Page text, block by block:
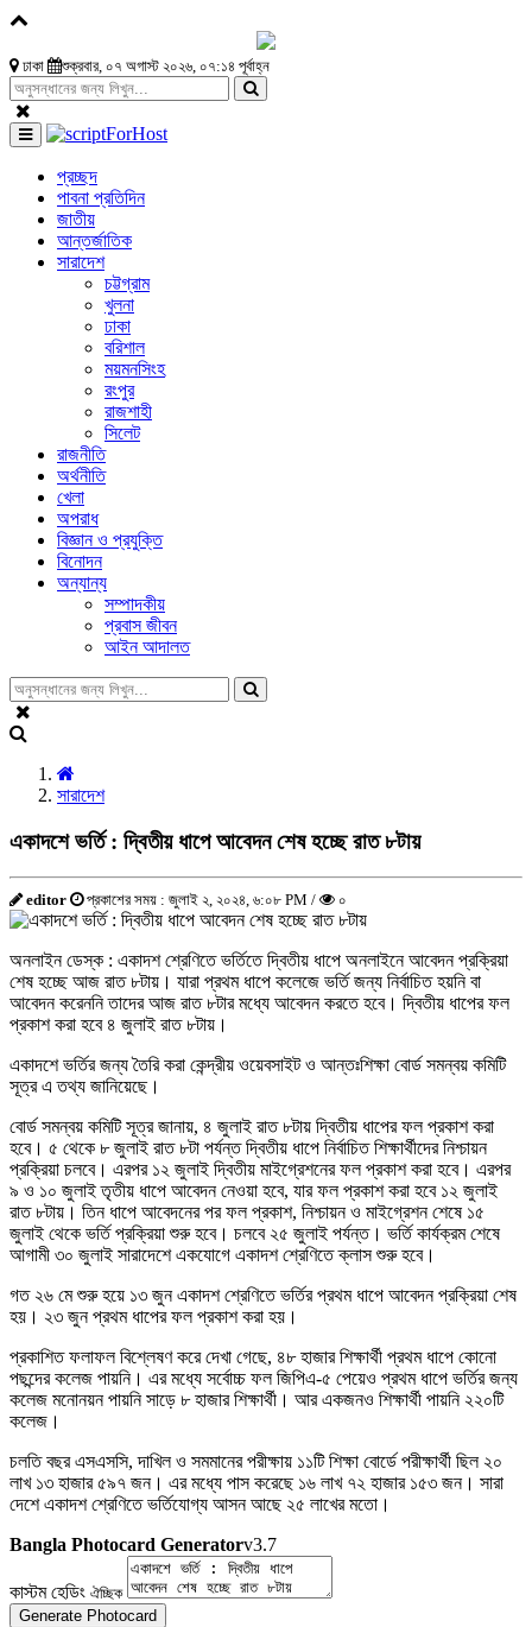
ঢাকা শুক্রবার, ০৭ অগাস্ট ২০২৬, ০৭:১৪ পূর্বাহ্ন
প্রচ্ছদ
পাবনা প্রতিদিন
জাতীয়
আন্তর্জাতিক
সারাদেশ
চট্টগ্রাম
খুলনা
ঢাকা
বরিশাল
ময়মনসিংহ
রংপুর
রাজশাহী
সিলেট
রাজনীতি
অর্থনীতি
খেলা
অপরাধ
বিজ্ঞান ও প্রযুক্তি
বিনোদন
অন্যান্য
সম্পাদকীয়
প্রবাস জীবন
আইন আদালত
সারাদেশ
একাদশে ভর্তি : দ্বিতীয় ধাপে আবেদন শেষ হচ্ছে রাত ৮টায়
editor প্রকাশের সময় : জুলাই ২, ২০২৪, ৬:০৮ PM / ০
অনলাইন ডেস্ক : একাদশ শ্রেণিতে ভর্তিতে দ্বিতীয় ধাপে অনলাইনে আবেদন প্রক্রিয়া
শেষ হচ্ছে আজ রাত ৮টায়। যারা প্রথম ধাপে কলেজে ভর্তি জন্য নির্বাচিত হয়নি বা
আবেদন করেননি তাদের আজ রাত ৮টার মধ্যে আবেদন করতে হবে। দ্বিতীয় ধাপের ফল
প্রকাশ করা হবে ৪ জুলাই রাত ৮টায়।
একাদশে ভর্তির জন্য তৈরি করা কেন্দ্রীয় ওয়েবসাইট ও আন্তঃশিক্ষা বোর্ড সমন্বয় কমিটি
সূত্র এ তথ্য জানিয়েছে।
বোর্ড সমন্বয় কমিটি সূত্র জানায়, ৪ জুলাই রাত ৮টায় দ্বিতীয় ধাপের ফল প্রকাশ করা
হবে। ৫ থেকে ৮ জুলাই রাত ৮টা পর্যন্ত দ্বিতীয় ধাপে নির্বাচিত শিক্ষার্থীদের নিশ্চায়ন
প্রক্রিয়া চলবে। এরপর ১২ জুলাই দ্বিতীয় মাইগ্রেশনের ফল প্রকাশ করা হবে। এরপর
৯ ও ১০ জুলাই তৃতীয় ধাপে আবেদন নেওয়া হবে, যার ফল প্রকাশ করা হবে ১২ জুলাই
রাত ৮টায়। তিন ধাপে আবেদনের পর ফল প্রকাশ, নিশ্চায়ন ও মাইগ্রেশন শেষে ১৫
জুলাই থেকে ভর্তি প্রক্রিয়া শুরু হবে। চলবে ২৫ জুলাই পর্যন্ত। ভর্তি কার্যক্রম শেষে
আগামী ৩০ জুলাই সারাদেশে একযোগে একাদশ শ্রেণিতে ক্লাস শুরু হবে।
গত ২৬ মে শুরু হয়ে ১৩ জুন একাদশ শ্রেণিতে ভর্তির প্রথম ধাপে আবেদন প্রক্রিয়া শেষ
হয়। ২৩ জুন প্রথম ধাপের ফল প্রকাশ করা হয়।
প্রকাশিত ফলাফল বিশ্লেষণ করে দেখা গেছে, ৪৮ হাজার শিক্ষার্থী প্রথম ধাপে কোনো
পছন্দের কলেজ পায়নি। এর মধ্যে সর্বোচ্চ ফল জিপিএ-৫ পেয়েও প্রথম ধাপে ভর্তির জন্য
কলেজ মনোনয়ন পায়নি সাড়ে ৮ হাজার শিক্ষার্থী।‌ আর একজনও শিক্ষার্থী পায়নি ২২০টি‌
কলেজ।
চলতি বছর এসএসসি, দাখিল ও সমমানের পরীক্ষায় ১১টি শিক্ষা বোর্ডে পরীক্ষার্থী ছিল ২০
লাখ ১৩ হাজার ৫৯৭ জন। এর মধ্যে পাস করেছে ১৬ লাখ ৭২ হাজার ১৫৩ জন। সারা
দেশে একাদশ শ্রেণিতে ভর্তিযোগ্য আসন আছে ২৫ লাখের মতো।
Bangla Photocard Generatorv3.7
কাস্টম হেডিং ঐচ্ছিক
Generate Photocard